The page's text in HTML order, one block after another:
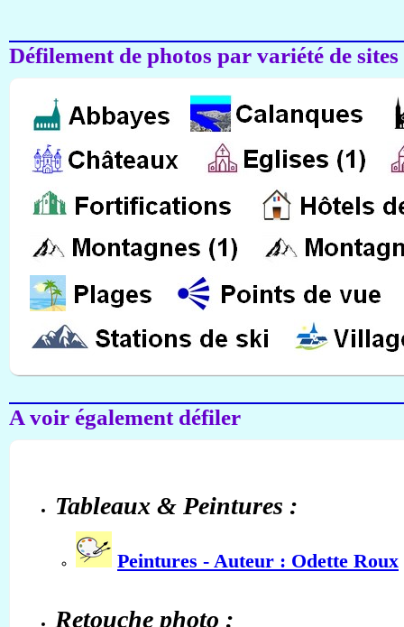
Défilement de photos par variété de
A voir également défiler
Tableaux & Peintures :
Peintures - Auteur : Odette Roux
Retouche photo :